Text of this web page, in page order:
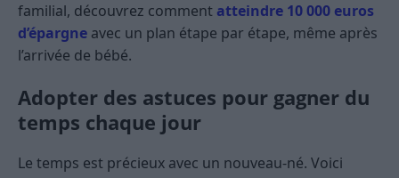
familial, découvrez comment atteindre 10 000 euros
d’épargne avec un plan étape par étape, même après
l’arrivée de bébé.
Adopter des astuces pour gagner du
temps chaque jour
Le temps est précieux avec un nouveau-né. Voici